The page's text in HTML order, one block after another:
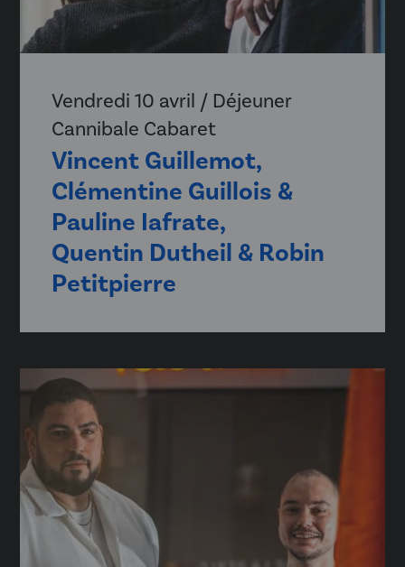
Vendredi 10 avril / Déjeuner
Cannibale Cabaret
Vincent Guillemot,
Clémentine Guillois &
Pauline Iafrate,
Quentin Dutheil & Robin
Petitpierre